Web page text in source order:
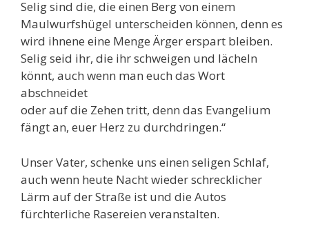
Selig sind die, die einen Berg von einem
Maulwurfshügel unterscheiden können, denn es
wird ihnene eine Menge Ärger erspart bleiben.
Selig seid ihr, die ihr schweigen und lächeln
könnt, auch wenn man euch das Wort
abschneidet
oder auf die Zehen tritt, denn das Evangelium
fängt an, euer Herz zu durchdringen.“
Unser Vater, schenke uns einen seligen Schlaf,
auch wenn heute Nacht wieder schrecklicher
Lärm auf der Straße ist und die Autos
fürchterliche Rasereien veranstalten.